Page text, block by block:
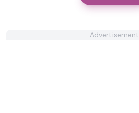
Advertisement